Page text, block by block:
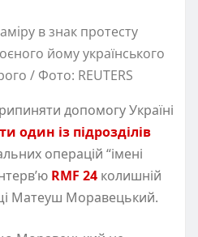
в знак протесту
йому українського
/ Фото: REUTERS
допомогу Україні
один із підрозділів
операцій “імені
RMF 24 колишній
Матеуш Моравецький.